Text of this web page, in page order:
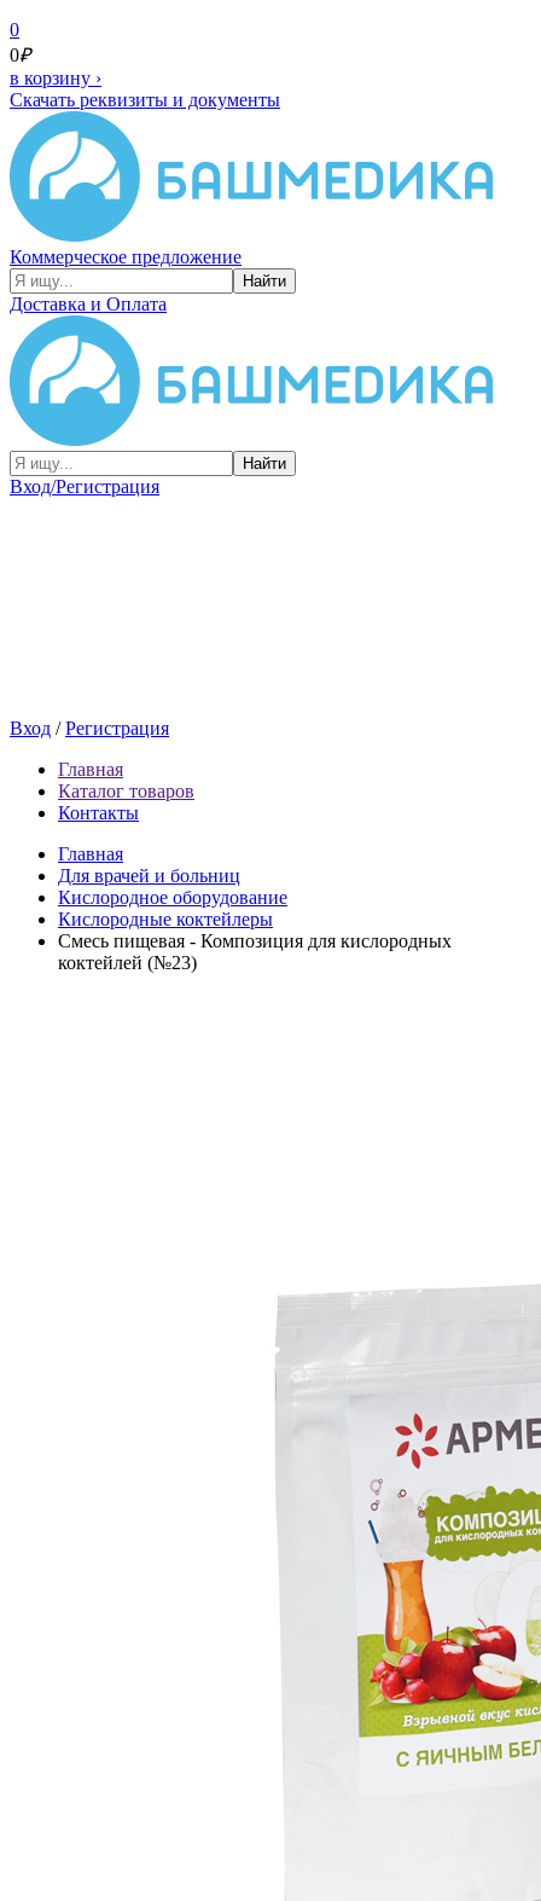
0
0₽
в корзину ›
Скачать реквизиты и документы
Коммерческое предложение
Найти
Доставка и Оплата
Найти
Вход/Регистрация
Вход /Регистрация
Главная
Каталог товаров
Контакты
Главная
Для врачей и больниц
Кислородное оборудование
Кислородные коктейлеры
Смесь пищевая - Композиция для кислородных
коктейлей (№23)